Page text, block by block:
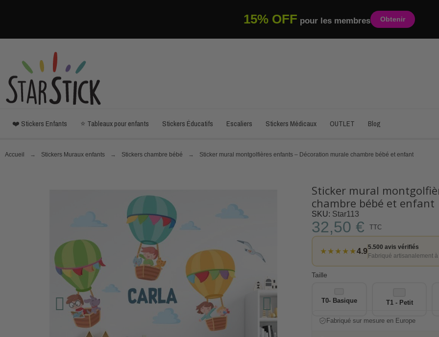
15% OFF pour les membres Obtenir
❤️ Stickers Enfants ⭐ Tableaux pour enfants Stickers Éducatifs Escaliers Stickers Médicaux OUTLET Blog
Accueil Stickers Muraux enfants Stickers chambre bébé Sticker mural montgolfières enfants – Décoration murale chambre bébé et enfant
Sticker mural
chambre bébé et enfant
SKU Star113
32,50 € TTC
★★★★★4.9
5.500 avis vérifiés
Fabriqué artisanalement
Taille
T0- Basique T1 - Petit
Fabriqué sur mesure en Europe